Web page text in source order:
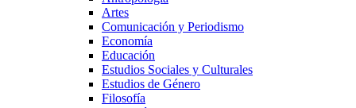
Artes
Comunicación y Periodismo
Economía
Educación
Estudios Sociales y Culturales
Estudios de Género
Filosofía